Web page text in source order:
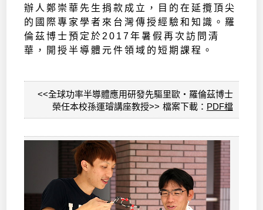
辦人鄭崇華先生捐款成立，目的在延攬頂尖
的國際專家學者來台灣傳授經驗和知識。羅
倫茲博士預定於2017年暑假再次訪問清
華，開授半導體元件領域的短期課程。
<<全球功率半導體應用研發先驅里歐‧羅倫茲博士
榮任本校孫運璿講座教授>> 檔案下載： PDF檔